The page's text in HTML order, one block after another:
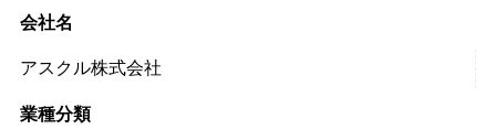
会社名
アスクル株式会社
業種分類